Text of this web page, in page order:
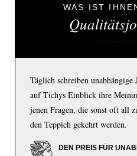
WAS IST
Täglich schreiben unabhängige
auf Tichys Einblick ihre
jenen Fragen, die sonst oft all
den Teppich gekehrt werden.
DEN PREIS FÜR